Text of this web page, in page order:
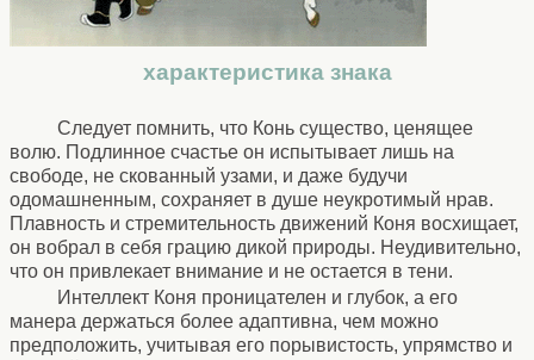
характеристика знака
Следует помнить, что Конь существо, ценящее
волю. Подлинное счастье он испытывает лишь на
свободе, не скованный узами, и даже будучи
одомашненным, сохраняет в душе неукротимый нрав.
Плавность и стремительность движений Коня восхищает,
он вобрал в себя грацию дикой природы. Неудивительно,
что он привлекает внимание и не остается в тени.
Интеллект Коня проницателен и глубок, а его
манера держаться более адаптивна, чем можно
предположить, учитывая его порывистость, упрямство и